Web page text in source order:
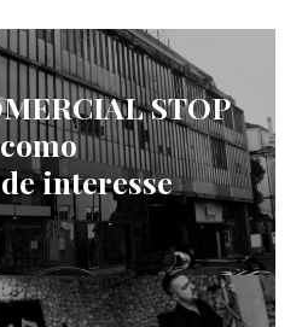
STOP
interesse